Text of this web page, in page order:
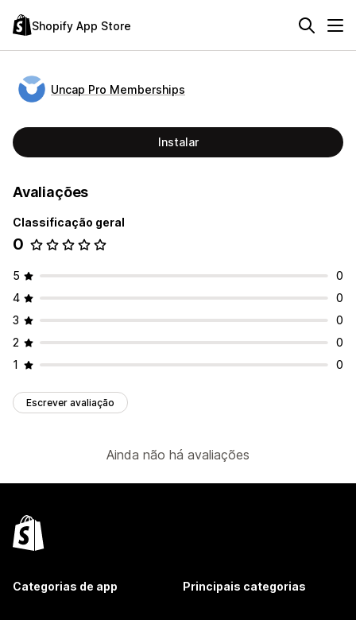
Shopify App Store
Uncap Pro Memberships
Instalar
Avaliações
Classificação geral
0
5
0
4
0
3
0
2
0
1
0
Escrever avaliação
Ainda não há avaliações
Categorias de app Principais categorias